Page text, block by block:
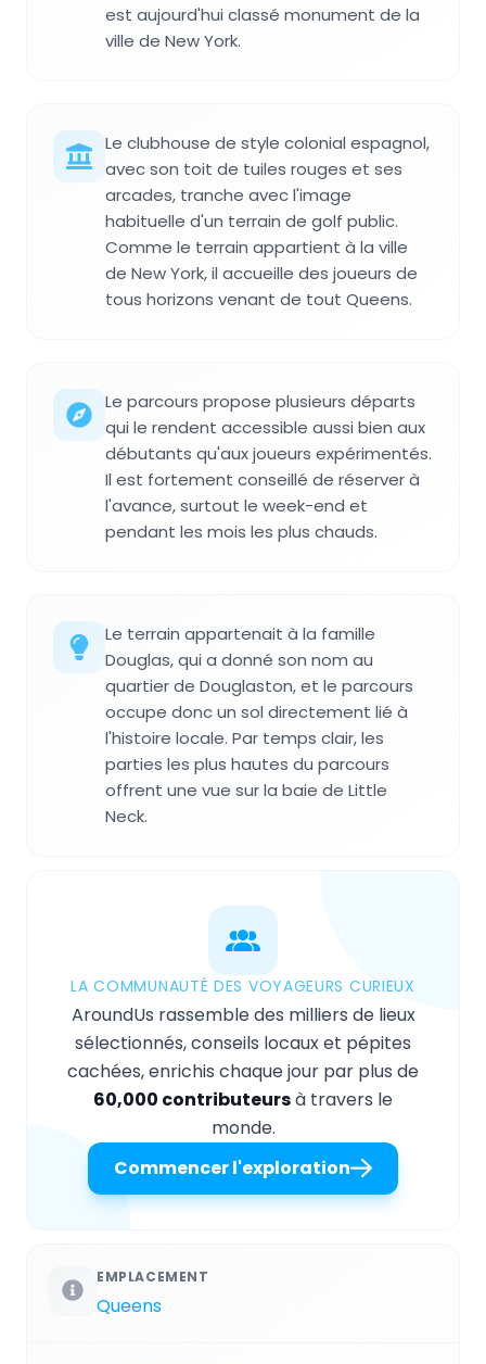
est aujourd'hui classé monument de la
ville de New York.
Le clubhouse de style colonial espagnol,
avec son toit de tuiles rouges et ses
arcades, tranche avec l'image
habituelle d'un terrain de golf public.
Comme le terrain appartient à la ville
de New York, il accueille des joueurs de
tous horizons venant de tout Queens.
Le parcours propose plusieurs départs
qui le rendent accessible aussi bien aux
débutants qu'aux joueurs expérimentés.
Il est fortement conseillé de réserver à
l'avance, surtout le week-end et
pendant les mois les plus chauds.
Le terrain appartenait à la famille
Douglas, qui a donné son nom au
quartier de Douglaston, et le parcours
occupe donc un sol directement lié à
l'histoire locale. Par temps clair, les
parties les plus hautes du parcours
offrent une vue sur la baie de Little
Neck.
LA COMMUNAUTÉ DES VOYAGEURS CURIEUX
AroundUs rassemble des milliers de lieux
sélectionnés, conseils locaux et pépites
cachées, enrichis chaque jour par plus de
60,000 contributeursà travers le
monde.
Commencer l'exploration
EMPLACEMENT
Queens